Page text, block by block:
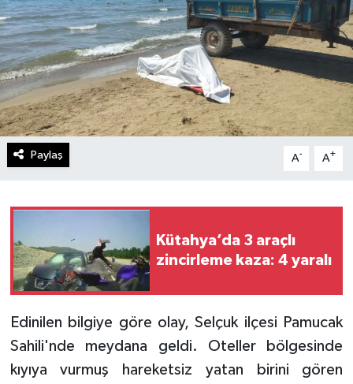
Paylaş A- A+
Kütahya’da 3 araçlı
zincirleme kaza: 4 yaralı
Edinilen bilgiye göre olay, Selçuk ilçesi Pamucak
Sahili'nde meydana geldi. Oteller bölgesinde
kıyıya vurmuş hareketsiz yatan birini gören